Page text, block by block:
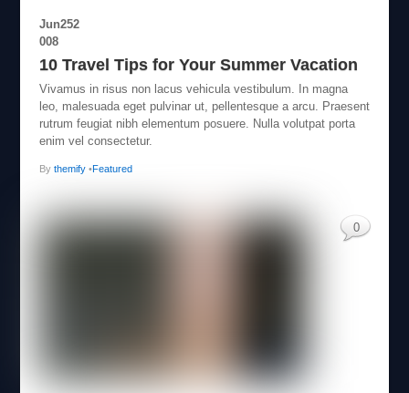
Jun252
008
10 Travel Tips for Your Summer Vacation
Vivamus in risus non lacus vehicula vestibulum. In magna
leo, malesuada eget pulvinar ut, pellentesque a arcu. Praesent
rutrum feugiat nibh elementum posuere. Nulla volutpat porta
enim vel consectetur.
By themify•Featured
0